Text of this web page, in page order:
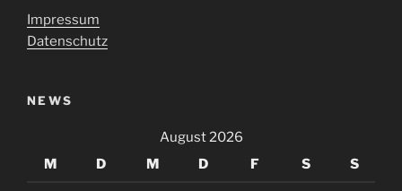
Impressum
Datenschutz
NEWS
August 2026
M
D M D F S S